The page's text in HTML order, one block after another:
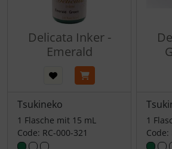
Delicata Inker -
Emerald
Tsukineko
1 Flasche mit 15 mL
Code: RC-000-321
1
Code: